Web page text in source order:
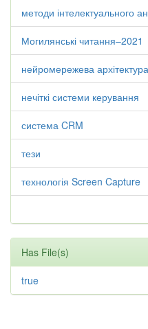
методи інтелектуального
Могилянські читання–2021
нейромережева архітектура
нечіткі системи керування
система CRM
тези
технологія Screen Capture
Has File(s)
true